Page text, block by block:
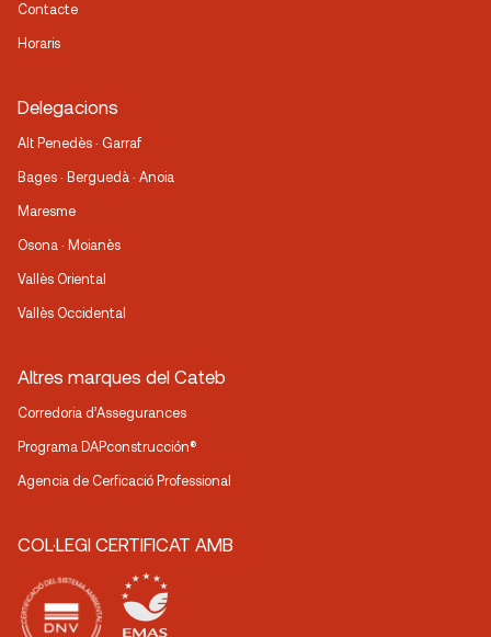
Contacte
Horaris
Delegacions
Alt Penedès · Garraf
Bages · Berguedà · Anoia
Maresme
Osona · Moianès
Vallès Oriental
Vallès Occidental
Altres marques del Cateb
Corredoria d’Assegurances
Programa DAPconstrucción®
Agencia de Cerficació Professional
COL·LEGI CERTIFICAT AMB